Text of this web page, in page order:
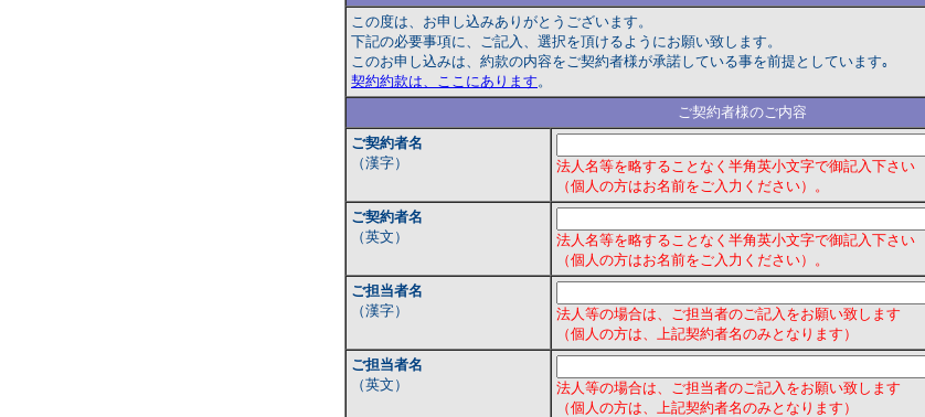
この度は、お申し込みありがとうございます。
下記の必要事項に、ご記入、選択を頂けるようにお願い致します。
このお申し込みは、約款の内容をご契約者様が承諾している事を前提としています｡
契約約款は、ここにあります。
ご契約者様のご内容
ご契約者名
（漢字）
法人名等を略することなく半角英小文字で御記入下さい
（個人の方はお名前をご入力ください）。
ご契約者名
（英文）
法人名等を略することなく半角英小文字で御記入下さい
（個人の方はお名前をご入力ください）。
ご担当者名
（漢字）
法人等の場合は、ご担当者のご記入をお願い致します
（個人の方は、上記契約者名のみとなります）
ご担当者名
（英文）
法人等の場合は、ご担当者のご記入をお願い致します
（個人の方は、上記契約者名のみとなります）